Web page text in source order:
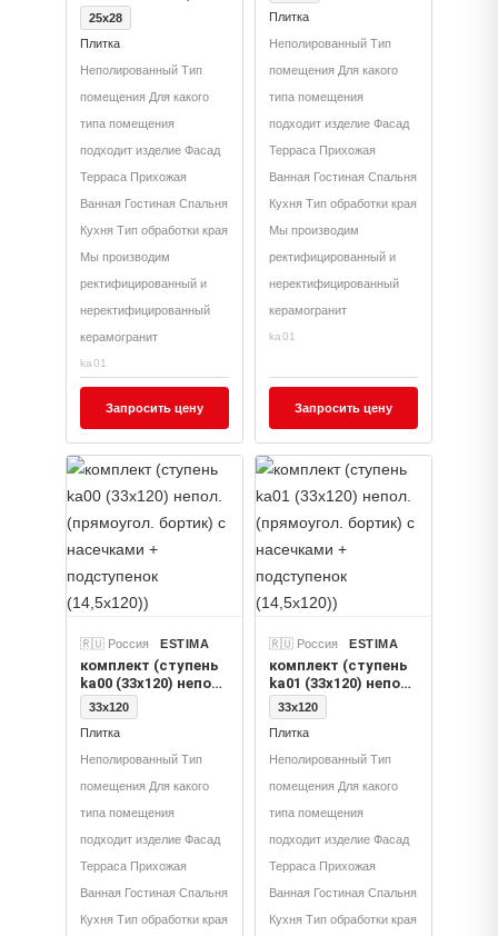
непол.(10 мм)
25x28
Плитка
Неполированный Тип
помещения Для какого
типа помещения
подходит изделие Фасад
Терраса Прихожая
Ванная Гостиная Спальня
Кухня Тип обработки края
Мы производим
ректифицированный и
неректифицированный
керамогранит
ka01
Запросить цену
Плитка
Неполированный Тип
помещения Для какого
типа помещения
подходит изделие Фасад
Терраса Прихожая
Ванная Гостиная Спальня
Кухня Тип обработки края
Мы производим
ректифицированный и
неректифицированный
керамогранит
ka01
Запросить цену
🇷🇺 Россия ESTIMA
комплект (ступень
ka00 (33x120) непол.
(прямоугол.
бортик) с
насечками +
подступенок
33x120
Плитка
Неполированный Тип
помещения Для какого
типа помещения
подходит изделие Фасад
Терраса Прихожая
Ванная Гостиная Спальня
Кухня Тип обработки края
🇷🇺 Россия ESTIMA
комплект (ступень
ka01 (33x120) непол.
(прямоугол.
бортик) с
насечками +
подступенок
33x120
Плитка
Неполированный Тип
помещения Для какого
типа помещения
подходит изделие Фасад
Терраса Прихожая
Ванная Гостиная Спальня
Кухня Тип обработки края